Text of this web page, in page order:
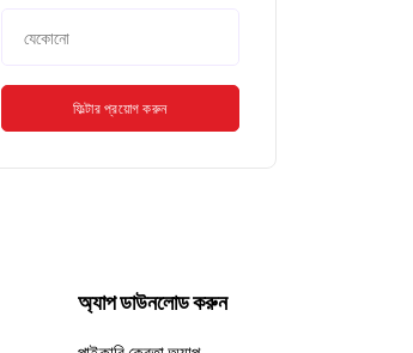
ফিল্টার প্রয়োগ করুন
অ্যাপ ডাউনলোড করুন